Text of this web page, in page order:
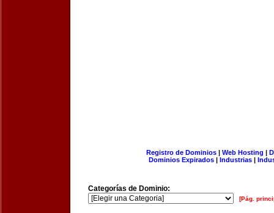
Registro de Dominios| Web Hosting |
Dominios Expirados | Industrias |
Categorías de Dominio:
[Pág.